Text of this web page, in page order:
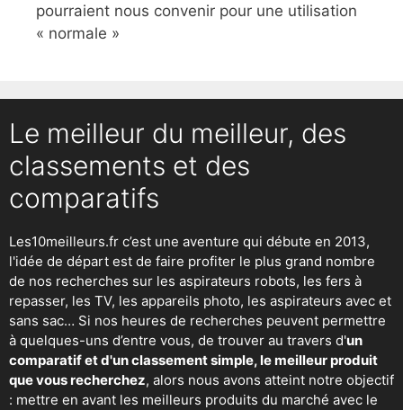
pourraient nous convenir pour une utilisation
« normale »
Le meilleur du meilleur, des
classements et des
comparatifs
Les10meilleurs.fr c’est une aventure qui débute en 2013,
l'idée de départ est de faire profiter le plus grand nombre
de nos recherches sur les aspirateurs robots, les fers à
repasser, les TV, les appareils photo, les aspirateurs avec et
sans sac… Si nos heures de recherches peuvent permettre
à quelques-uns d’entre vous, de trouver au travers d'un
comparatif et d'un classement simple, le meilleur produit
que vous recherchez, alors nous avons atteint notre objectif
: mettre en avant les meilleurs produits du marché avec le